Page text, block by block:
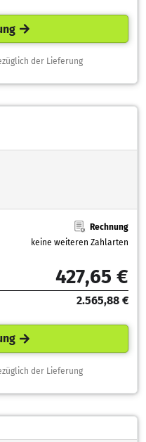
der Lieferung
Rechnung
keine weiteren Zahlarten
427,65 €
2.565,88 €
der Lieferung